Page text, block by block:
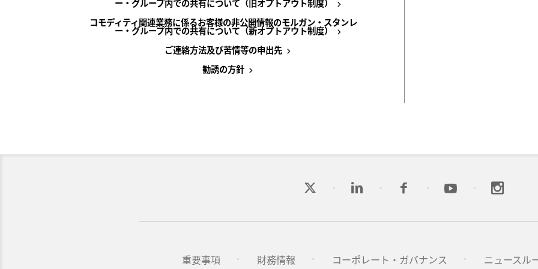
ー・グループ内での共有について（旧オプトアウト制度）
コモディティ関連業務に係るお客様の非公開情報のモルガン・スタンレ
ー・グループ内での共有について（新オプトアウト制度）
ご連絡方法及び苦情等の申出先
勧誘の方針
重要事項 財務情報 コーポレート・ガバナンス ニュースル